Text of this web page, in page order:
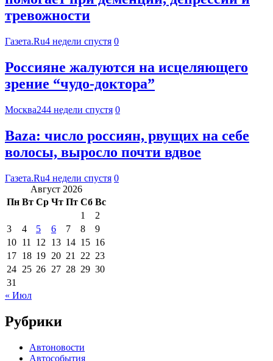
тревожности
Газета.Ru4 недели спустя 0
Россияне жалуются на исцеляющего
зрение “чудо-доктора”
Москва244 недели спустя 0
Baza: число россиян, рвущих на себе
волосы, выросло почти вдвое
Газета.Ru4 недели спустя 0
Август 2026
Пн Вт Ср Чт Пт Сб Вс
1
2
3
4 5 6 7 8
9
10 11 12 13 14 15 16
17 18 19 20 21 22 23
24 25 26 27 28 29 30
31
« Июл
Рубрики
Автоновости
Автособытия